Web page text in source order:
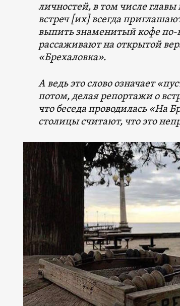
личностей, в том числе
встреч [их] всегда
выпить знаменитый кофе по-
рассаживают на открытой
«Брехаловка».
А ведь это слово означает
потом, делая репортажи о
что беседа проводилась «На
столицы считают, что это